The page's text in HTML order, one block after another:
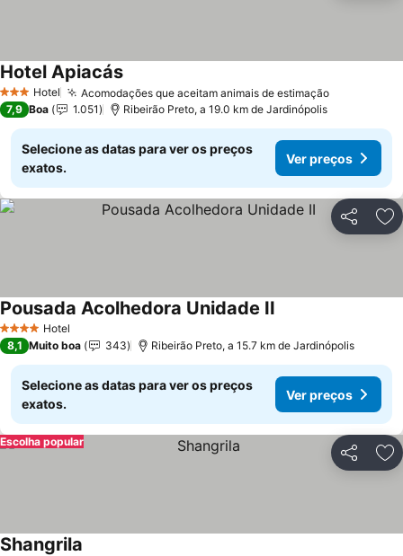
3 EstrelasHotel Acomodações que aceitam animais de estimação
Hotel Apiacás
7,9 Boa 1.051 Ribeirão Preto, a 19.0 km de Jardinópolis
Selecione as datas para ver os preços
exatos.
Ver preços
Partilhar
4 EstrelasHotel
Pousada Acolhedora Unidade II
8,1 Muito boa 343 Ribeirão Preto, a 15.7 km de Jardinópolis
Selecione as datas para ver os preços
exatos.
Ver preços
Partilhar
Escolha popular
Shangrila